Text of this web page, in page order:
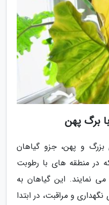
برگ پهن
بزرگ و پهن، جزو گیاهان
منطقه های با رطوبت
نمایند. این گیاهان به
و مراقبت، در ابتدا